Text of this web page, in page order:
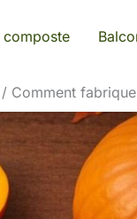
Comment